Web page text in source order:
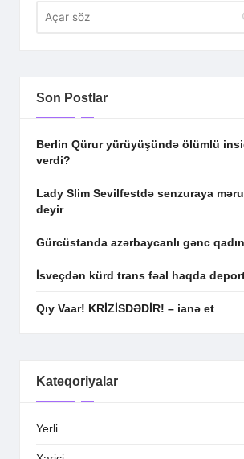
Son Postlar
Berlin Qürur yürüyüşündə ölümlü
verdi?
Lady Slim Sevilfestdə senzuraya
deyir
Gürcüstanda azərbaycanlı gənc
İsveçdən kürd trans fəal haqda
Qıy Vaar! KRİZİSDƏDİR! – ianə et
Kateqoriyalar
Yerli